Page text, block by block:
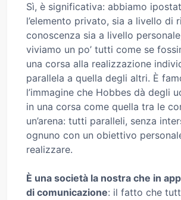
Sì, è significativa: abbiamo
l’elemento privato, sia a livello di
conoscenza sia a livello
viviamo un po’ tutti come se
una corsa alla realizzazione
parallela a quella degli altri. È
l’immagine che Hobbes dà degli
in una corsa come quella tra le
un’arena: tutti paralleli, senza
ognuno con un obiettivo
realizzare.
È una società la nostra che in
di comunicazione: il fatto che